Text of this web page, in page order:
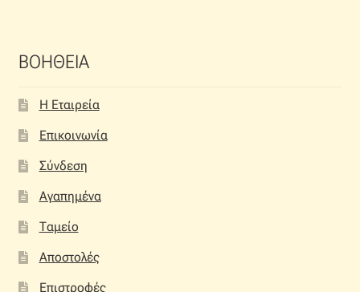
ΒΟΗΘΕΙΑ
Η Εταιρεία
Επικοινωνία
Σύνδεση
Αγαπημένα
Ταμείο
Αποστολές
Επιστροφές